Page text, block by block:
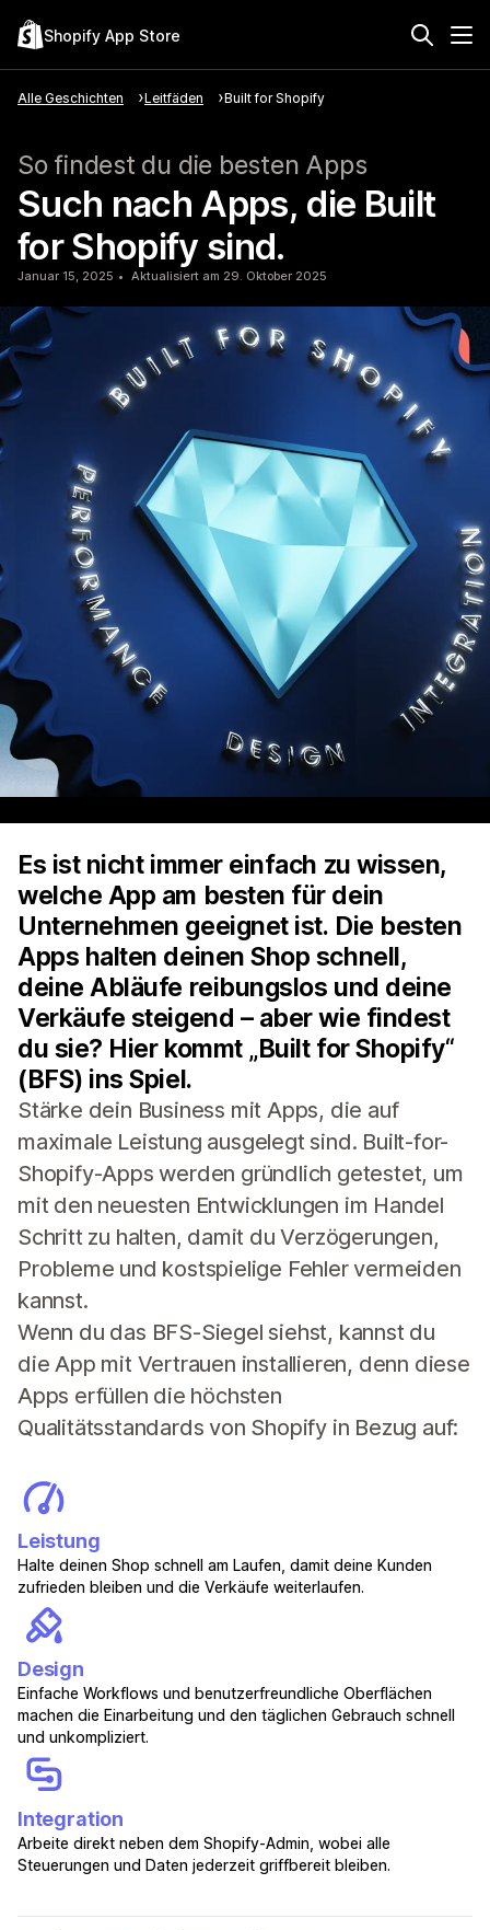
Shopify App Store
Alle Geschichten Leitfäden Built for Shopify
So findest du die besten Apps
Such nach Apps, die Built
for Shopify sind.
Januar 15, 2025 Aktualisiert am 29. Oktober 2025
Es ist nicht immer einfach zu wissen,
welche App am besten für dein
Unternehmen geeignet ist. Die besten
Apps halten deinen Shop schnell,
deine Abläufe reibungslos und deine
Verkäufe steigend – aber wie findest
du sie? Hier kommt „Built for Shopify“
(BFS) ins Spiel.
Stärke dein Business mit Apps, die auf
maximale Leistung ausgelegt sind. Built-for-
Shopify-Apps werden gründlich getestet, um
mit den neuesten Entwicklungen im Handel
Schritt zu halten, damit du Verzögerungen,
Probleme und kostspielige Fehler vermeiden
kannst.
Wenn du das BFS-Siegel siehst, kannst du
die App mit Vertrauen installieren, denn diese
Apps erfüllen die höchsten
Qualitätsstandards von Shopify in Bezug auf:
Leistung
Halte deinen Shop schnell am Laufen, damit deine Kunden
zufrieden bleiben und die Verkäufe weiterlaufen.
Design
Einfache Workflows und benutzerfreundliche Oberflächen
machen die Einarbeitung und den täglichen Gebrauch schnell
und unkompliziert.
Integration
Arbeite direkt neben dem Shopify-Admin, wobei alle
Steuerungen und Daten jederzeit griffbereit bleiben.